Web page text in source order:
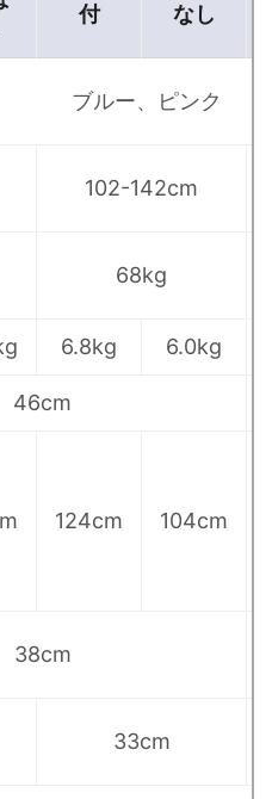
付 なし
ブルー、ピンク
102-142cm
68kg
6.8kg 6.0kg
46cm
124cm 104cm
38cm
33cm